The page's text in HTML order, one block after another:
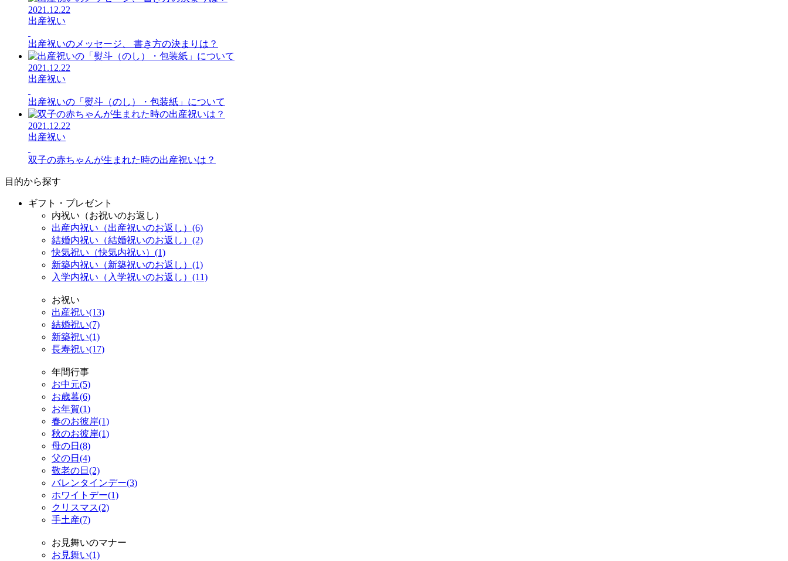
2021.12.22
出産祝い
出産祝いのメッセージ、 書き方の決まりは？
2021.12.22
出産祝い
出産祝いの「熨斗（のし）・包装紙」について
2021.12.22
出産祝い
双子の赤ちゃんが生まれた時の出産祝いは？
目的から探す
ギフト・プレゼント
内祝い（お祝いのお返し）
出産内祝い（出産祝いのお返し）(6)
結婚内祝い（結婚祝いのお返し）(2)
快気祝い（快気内祝い）(1)
新築内祝い（新築祝いのお返し）(1)
入学内祝い（入学祝いのお返し）(11)
お祝い
出産祝い(13)
結婚祝い(7)
新築祝い(1)
長寿祝い(17)
年間行事
お中元(5)
お歳暮(6)
お年賀(1)
春のお彼岸(1)
秋のお彼岸(1)
母の日(8)
父の日(4)
敬老の日(2)
バレンタインデー(3)
ホワイトデー(1)
クリスマス(2)
手土産(7)
お見舞いのマナー
お見舞い(1)